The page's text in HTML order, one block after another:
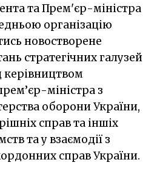
та Прем'єр-міністра
організацію
новостворене
стратегічних галузей
керівництвом
міністра з
оборони України,
справ та іншіх
та у взаємодії з
справ України.